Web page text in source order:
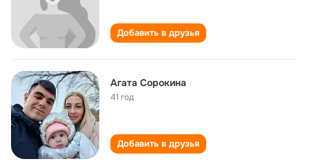
Добавить в друзья
Агата Сорокина
41 год
Добавить в друзья